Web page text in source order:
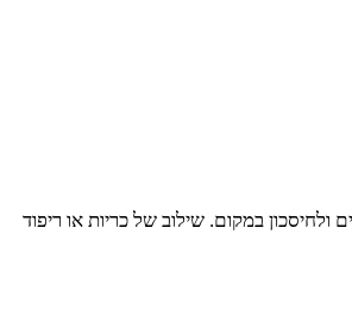
במקום. שילוב של כריות או ריפוד